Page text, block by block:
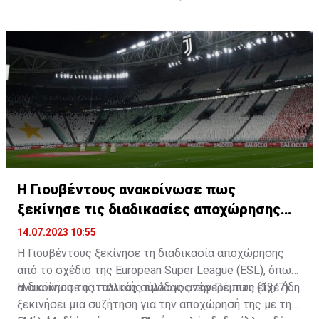
όνειρο μου να παίξω στην Premier League, το
καλύτερο πρωτάθλημα στον κόσμο», δήλωσε ο
Ισπανός στόπερ.
Η Γιουβέντους ανακοίνωσε πως
ξεκίνησε τις διαδικασίες αποχώρησης
από την ESL
14.07.2023 10:55
Η Γιουβέντους ξεκίνησε τη διαδικασία αποχώρησης
από το σχέδιο της European Super League (ESL), όπως
ανακοίνωσε ο ιταλικός σύλλογος την Πέμπτη (13/7).
Η διοίκηση της ιταλικής ομάδας ανέφερε πως είχε ήδη
ξεκινήσει μια συζήτηση για την αποχώρησή της με τη